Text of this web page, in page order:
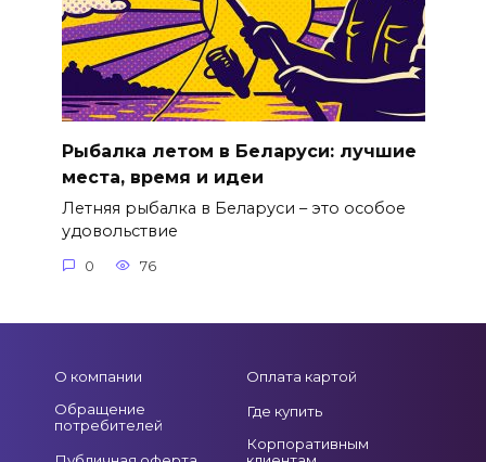
Рыбалка летом в Беларуси: лучшие
места, время и идеи
Летняя рыбалка в Беларуси – это особое
удовольствие
0 76
О компании
Обращение
потребителей
Оплата картой
Где купить
Корпоративным